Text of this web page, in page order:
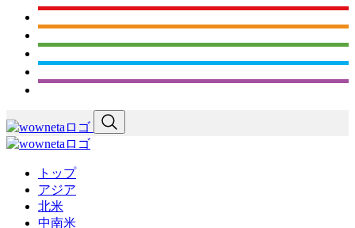
トップ
アジア
北米
中南米